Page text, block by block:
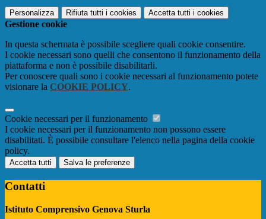
Personalizza Rifiuta tutti i cookies Accetta tutti i cookies
Gestione cookie
In questa schermata è possibile scegliere quali cookie consentire.
I cookie necessari sono quelli che consentono il funzionamento della
piattaforma e non è possibile disabilitarli.
Per conoscere quali sono i cookie necessari al funzionamento potete
visionare la COOKIE POLICY.
Cookie necessari per il funzionamento
I cookie necessari per il funzionamento non possono essere
disabilitati. È possibile consultare l'elenco nella pagina della cookie
policy.
Accetta tutti Salva le preferenze
Contatti
Istituto Comprensivo Genova Sturla